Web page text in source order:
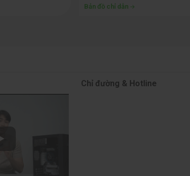
Bản đồ chỉ dẫn
Chỉ đường & Hotline